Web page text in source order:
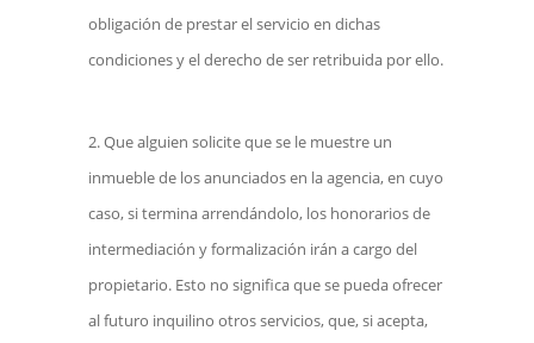
obligación de prestar el servicio en dichas
condiciones y el derecho de ser retribuida por ello.
Que alguien solicite que se le muestre un
inmueble de los anunciados en la agencia, en cuyo
caso, si termina arrendándolo, los honorarios de
intermediación y formalización irán a cargo del
propietario. Esto no significa que se pueda ofrecer
al futuro inquilino otros servicios, que, si acepta,